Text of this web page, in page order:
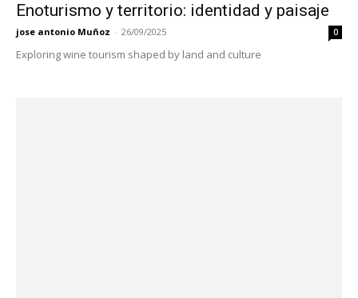
Enoturismo y territorio: identidad y paisaje
jose antonio Muñoz - 26/09/2025 0
Exploring wine tourism shaped by land and culture